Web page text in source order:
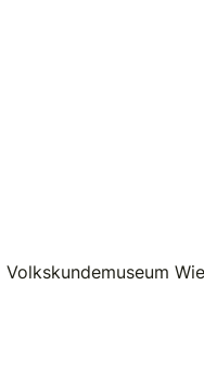
Volkskundemuseum